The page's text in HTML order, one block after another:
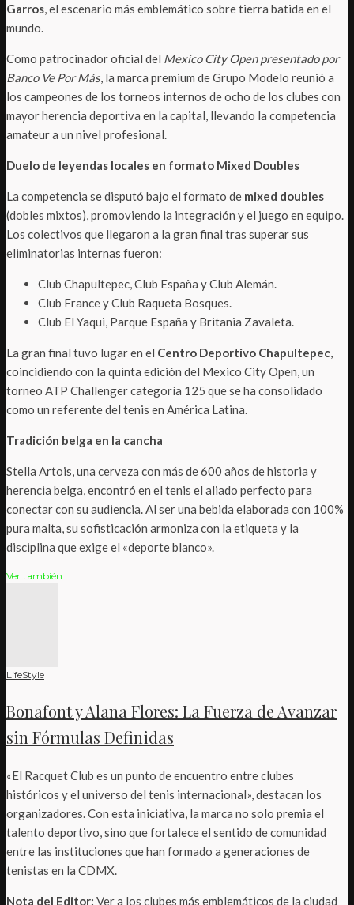
Garros, el escenario más emblemático sobre tierra batida en el
mundo.
Como patrocinador oficial del Mexico City Open presentado por
Banco Ve Por Más, la marca premium de Grupo Modelo reunió a
los campeones de los torneos internos de ocho de los clubes con
mayor herencia deportiva en la capital, llevando la competencia
amateur a un nivel profesional.
Duelo de leyendas locales en formato Mixed Doubles
La competencia se disputó bajo el formato de mixed doubles
(dobles mixtos), promoviendo la integración y el juego en equipo.
Los colectivos que llegaron a la gran final tras superar sus
eliminatorias internas fueron:
Club Chapultepec, Club España y Club Alemán.
Club France y Club Raqueta Bosques.
Club El Yaqui, Parque España y Britania Zavaleta.
La gran final tuvo lugar en el Centro Deportivo Chapultepec,
coincidiendo con la quinta edición del Mexico City Open, un
torneo ATP Challenger categoría 125 que se ha consolidado
como un referente del tenis en América Latina.
Tradición belga en la cancha
Stella Artois, una cerveza con más de 600 años de historia y
herencia belga, encontró en el tenis el aliado perfecto para
conectar con su audiencia. Al ser una bebida elaborada con 100%
pura malta, su sofisticación armoniza con la etiqueta y la
disciplina que exige el «deporte blanco».
Ver también
LifeStyle
Bonafont y Alana Flores: La Fuerza de Avanzar
sin Fórmulas Definidas
«El Racquet Club es un punto de encuentro entre clubes
históricos y el universo del tenis internacional», destacan los
organizadores. Con esta iniciativa, la marca no solo premia el
talento deportivo, sino que fortalece el sentido de comunidad
entre las instituciones que han formado a generaciones de
tenistas en la CDMX.
Nota del Editor: Ver a los clubes más emblemáticos de la ciudad